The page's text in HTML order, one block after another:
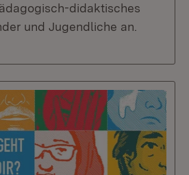
didaktisches
und Jugendliche an.